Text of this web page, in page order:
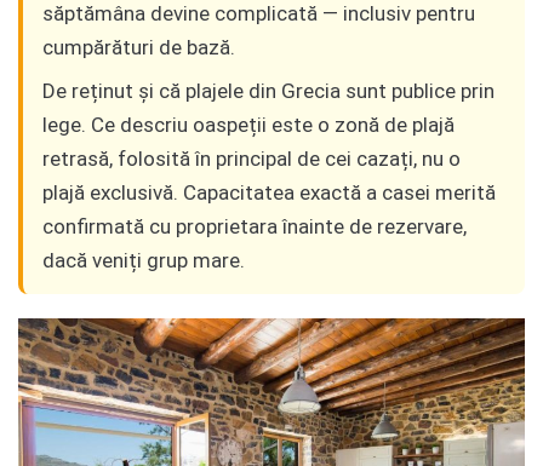
săptămâna devine complicată — inclusiv pentru
cumpărături de bază.
De reținut și că plajele din Grecia sunt publice prin
lege. Ce descriu oaspeții este o zonă de plajă
retrasă, folosită în principal de cei cazați, nu o
plajă exclusivă. Capacitatea exactă a casei merită
confirmată cu proprietara înainte de rezervare,
dacă veniți grup mare.